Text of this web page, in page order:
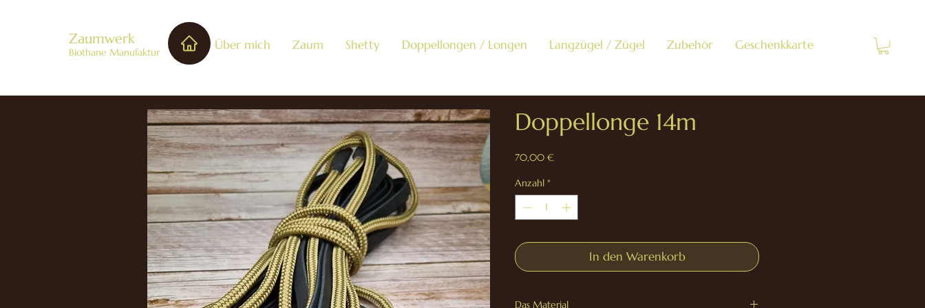
Zaumwerk
Biothane Manufaktur Über mich Zaum Shetty Doppellongen / Longen Langzügel / Zügel Zubehör Geschenkkarte
Doppellonge 14m
70,00 €Preis
Anzahl *
In den Warenkorb
Das Material